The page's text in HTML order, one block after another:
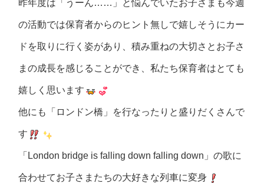
昨年度は「うーん……」と悩んでいたお子さまも今週
の活動では保育者からのヒント無しで嬉しそうにカー
ドを取りに行く姿があり、積み重ねの大切さとお子さ
まの成長を感じることができ、私たち保育者はとても
嬉しく思います
他にも「ロンドン橋」を行なったりと盛りだくさんで
す
「London bridge is falling down falling down」の歌に
合わせてお子さまたちの大好きな列車に変身